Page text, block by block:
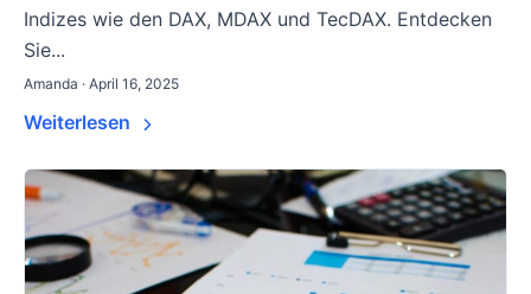
Indizes wie den DAX, MDAX und TecDAX. Entdecken
Sie...
Amanda · April 16, 2025
Weiterlesen